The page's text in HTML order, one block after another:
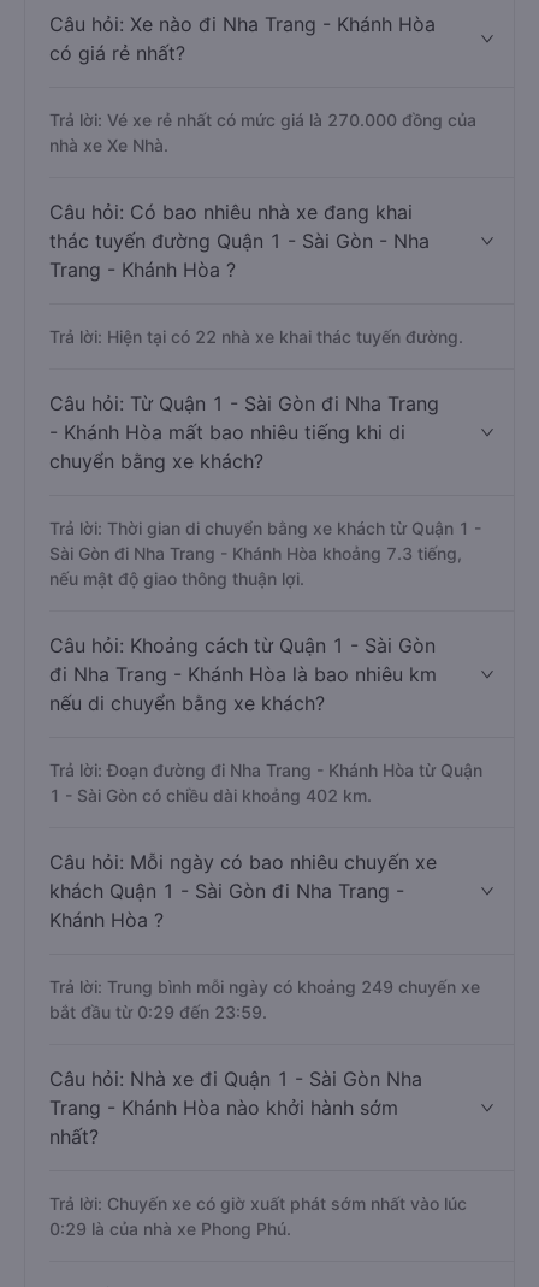
Câu hỏi: Xe nào đi Nha Trang - Khánh Hòa
có giá rẻ nhất?
Trả lời: Vé xe rẻ nhất có mức giá là 270.000 đồng của
nhà xe Xe Nhà.
Câu hỏi: Có bao nhiêu nhà xe đang khai
thác tuyến đường Quận 1 - Sài Gòn - Nha
Trang - Khánh Hòa ?
Trả lời: Hiện tại có 22 nhà xe khai thác tuyến đường.
Câu hỏi: Từ Quận 1 - Sài Gòn đi Nha Trang
- Khánh Hòa mất bao nhiêu tiếng khi di
chuyển bằng xe khách?
Trả lời: Thời gian di chuyển bằng xe khách từ Quận 1 -
Sài Gòn đi Nha Trang - Khánh Hòa khoảng 7.3 tiếng,
nếu mật độ giao thông thuận lợi.
Câu hỏi: Khoảng cách từ Quận 1 - Sài Gòn
đi Nha Trang - Khánh Hòa là bao nhiêu km
nếu di chuyển bằng xe khách?
Trả lời: Đoạn đường đi Nha Trang - Khánh Hòa từ Quận
1 - Sài Gòn có chiều dài khoảng 402 km.
Câu hỏi: Mỗi ngày có bao nhiêu chuyến xe
khách Quận 1 - Sài Gòn đi Nha Trang -
Khánh Hòa ?
Trả lời: Trung bình mỗi ngày có khoảng 249 chuyến xe
bắt đầu từ 0:29 đến 23:59.
Câu hỏi: Nhà xe đi Quận 1 - Sài Gòn Nha
Trang - Khánh Hòa nào khởi hành sớm
nhất?
Trả lời: Chuyến xe có giờ xuất phát sớm nhất vào lúc
0:29 là của nhà xe Phong Phú.